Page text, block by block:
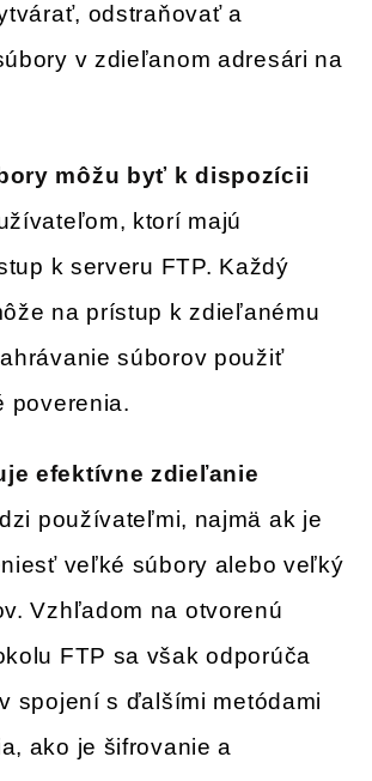
odstraňovať a
v zdieľanom adresári na
môžu byť k dispozícii
ktorí majú
k serveru FTP. Každý
na prístup k zdieľanému
súborov použiť
poverenia.
efektívne zdieľanie
používateľmi, najmä ak je
veľké súbory alebo veľký
Vzhľadom na otvorenú
FTP sa však odporúča
spojení s ďalšími metódami
ako je šifrovanie a